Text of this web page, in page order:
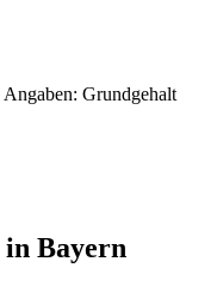
Grundgehalt
in Bayern